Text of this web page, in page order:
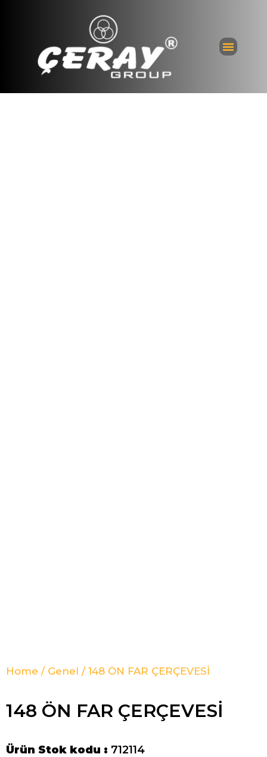
Home / Genel / 148 ÖN FAR ÇERÇEVESİ
148 ÖN FAR ÇERÇEVESİ
Ürün Stok kodu : 712114